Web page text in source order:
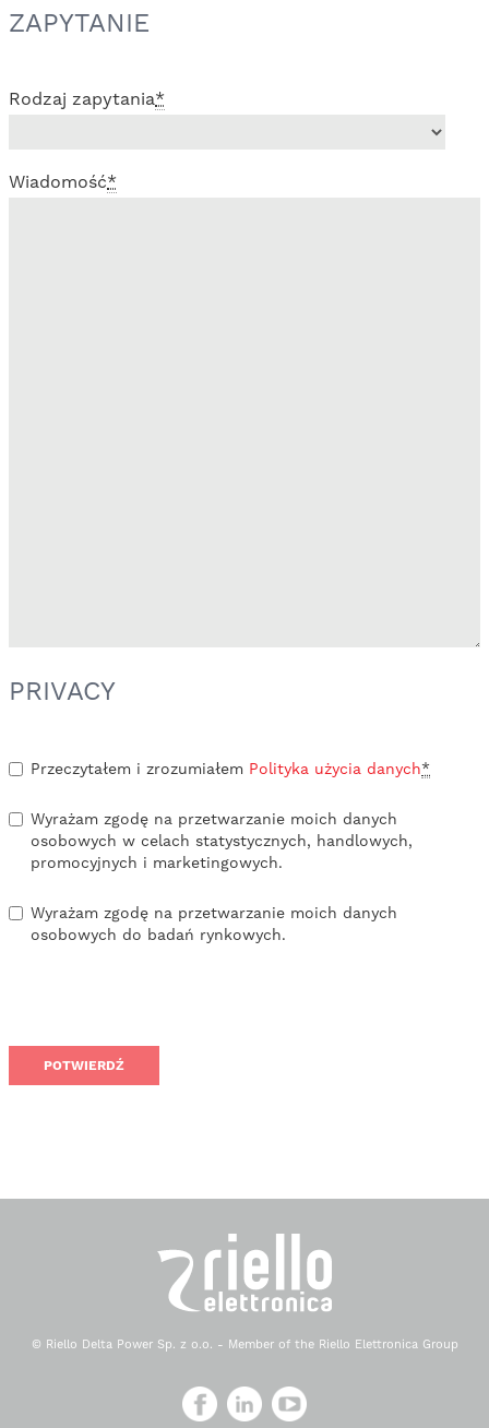
ZAPYTANIE
Rodzaj zapytania*
Wiadomość*
PRIVACY
Przeczytałem i zrozumiałem Polityka użycia danych*
Wyrażam zgodę na przetwarzanie moich danych
osobowych w celach statystycznych, handlowych,
promocyjnych i marketingowych.
Wyrażam zgodę na przetwarzanie moich danych
osobowych do badań rynkowych.
© Riello Delta Power Sp. z o.o. - Member of the Riello Elettronica Group